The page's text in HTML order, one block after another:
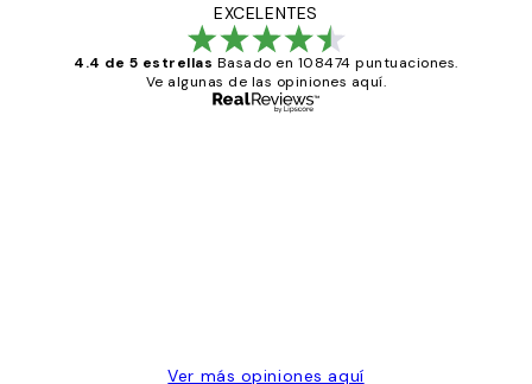
EXCELENTES
4.4 de 5 estrellas Basado en 108474 puntuaciones.
Ve algunas de las opiniones aquí.
Ver más opiniones aquí